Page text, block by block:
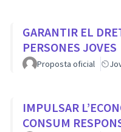
GARANTIR EL
PERSONES JOVES
Proposta oficial
IMPULSAR
CONSUM